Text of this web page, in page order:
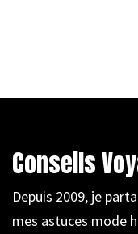
Conseils
Depuis 2009, je
mes astuces mode